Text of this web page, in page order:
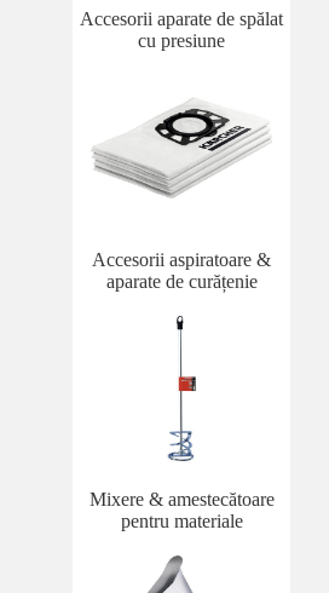
Accesorii aparate de spălat
cu presiune
Accesorii aspiratoare &
aparate de curățenie
Mixere & amestecătoare
pentru materiale